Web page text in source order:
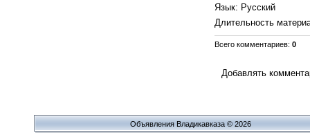
Язык: Русский
Длительность
Всего комментариев: 0
Добавлять
Объявления Владикавказа © 2026